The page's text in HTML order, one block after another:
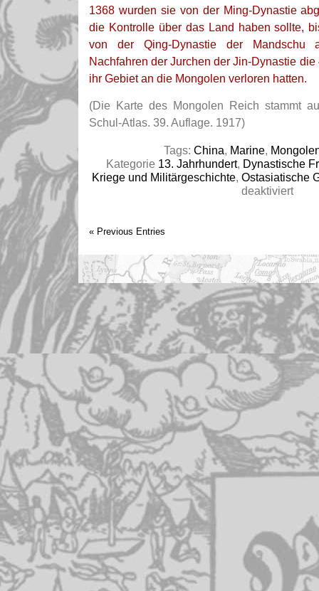
1368 wurden sie von der Ming-Dynastie
die Kontrolle über das Land haben sollte,
von der Qing-Dynastie der Mandschu
Nachfahren der Jurchen der Jin-Dynastie
ihr Gebiet an die Mongolen verloren hatten.
(Die Karte des Mongolen Reich stammt
Schul-Atlas. 39. Auflage. 1917)
Tags: China, Marine,
Kategorie 13. Jahrhundert, Dynastische
Kriege und Militärgeschichte, Ostasiatische
deaktiviertfür
(19.
März
1279)
« Previous Entries